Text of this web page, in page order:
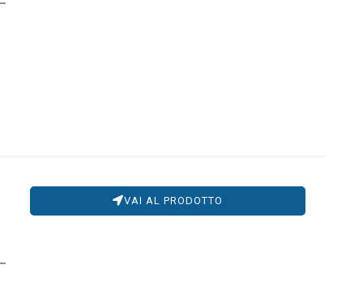
VAI AL PRODOTTO